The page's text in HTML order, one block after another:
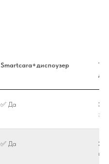
Smartcara+диспоузер
✅ Да
❌
✅ Да
❌
из